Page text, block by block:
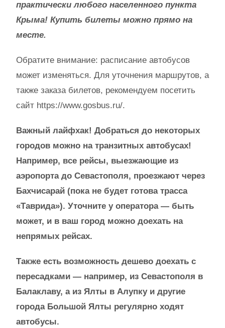
практически любого населенного пункта
Крыма! Купить билеты можно прямо на
месте.
Обратите внимание: расписание автобусов
может изменяться. Для уточнения маршрутов, а
также заказа билетов, рекомендуем посетить
сайт https://www.gosbus.ru/.
Важный лайфхак! Добраться до некоторых
городов можно на транзитных автобусах!
Например, все рейсы, выезжающие из
аэропорта до Севастополя, проезжают через
Бахчисарай (пока не будет готова трасса
«Таврида»). Уточните у оператора — быть
может, и в ваш город можно доехать на
непрямых рейсах.
Также есть возможность дешево доехать с
пересадками — например, из Севастополя в
Балаклаву, а из Ялты в Алупку и другие
города Большой Ялты регулярно ходят
автобусы.